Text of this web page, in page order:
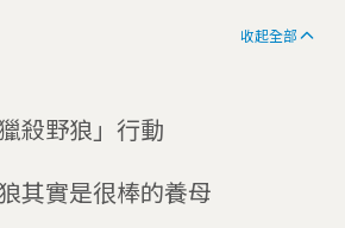
客觀中立，有助於豐富國人國
收起全部
殺野狼」行動
其實是很棒的養母